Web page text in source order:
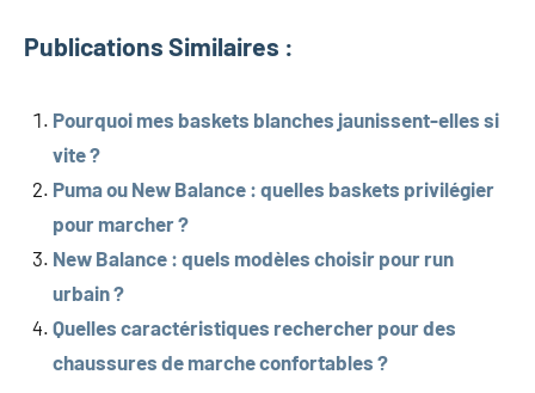
Publications Similaires :
Pourquoi mes baskets blanches jaunissent-elles si
vite ?
Puma ou New Balance : quelles baskets privilégier
pour marcher ?
New Balance : quels modèles choisir pour run
urbain ?
Quelles caractéristiques rechercher pour des
chaussures de marche confortables ?